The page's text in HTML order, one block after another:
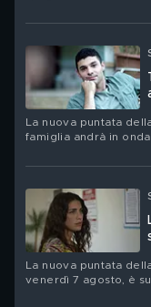
La nuova puntata
famiglia andrà in
La nuova puntata
venerdì 7 agosto, è